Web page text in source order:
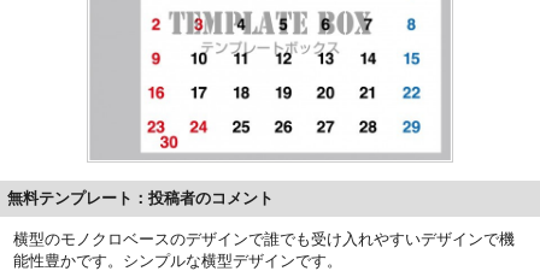
無料テンプレート：投稿者のコメント
横型のモノクロベースのデザインで誰でも受け入れやすいデザインで機
能性豊かです。シンプルな横型デザインです。